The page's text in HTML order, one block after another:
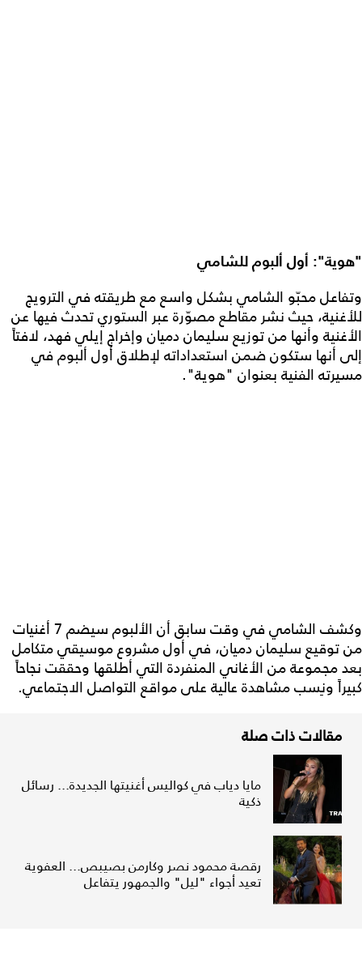
"هوية": أول ألبوم للشامي
وتفاعل محبّو الشامي بشكل واسع مع طريقته في الترويج
للأغنية، حيث نشر مقاطع مصوّرة عبر الستوري تحدث فيها عن
الأغنية وأنها من توزيع سليمان دميان وإخراج إيلي فهد، لافتاً
إلى أنها ستكون ضمن استعداداته لإطلاق أول ألبوم في
مسيرته الفنية بعنوان "هوية".
وكشف الشامي في وقت سابق أن الألبوم سيضم 7 أغنيات
من توقيع سليمان دميان، في أول مشروع موسيقي متكامل
بعد مجموعة من الأغاني المنفردة التي أطلقها وحققت نجاحاً
كبيراً ونِسب مشاهدة عالية على مواقع التواصل الاجتماعي.
مقالات ذات صلة
مايا دياب في كواليس أغنيتها الجديدة... رسائل
ذكية
رقصة محمود نصر وكارمن بصيبص... العفوية
تعيد أجواء "ليل" والجمهور يتفاعل